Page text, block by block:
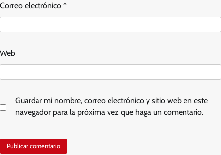
Correo electrónico *
Web
Guardar mi nombre, correo electrónico y sitio web en este
navegador para la próxima vez que haga un comentario.